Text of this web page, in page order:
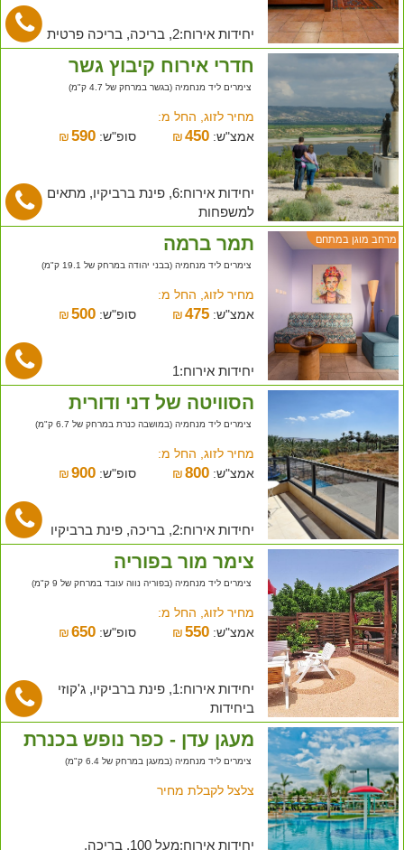
יחידות אירוח:2, בריכה, בריכה פרטית
חדרי אירוח קיבוץ גשר
צימרים ליד מנחמיה (בגשר במרחק של 4.7 ק"מ)
מחיר לזוג, החל מ:
אמצ"ש:
₪450 סופ"ש: ₪ 590
יחידות אירוח:6, פינת ברביקיו, מתאים
למשפחות
מרחב מוגן במתחם תמר ברמה
צימרים ליד מנחמיה (בבני יהודה במרחק של 19.1 ק"מ)
מחיר לזוג, החל מ:
אמצ"ש:
₪475 סופ"ש: ₪ 500
יחידות אירוח:1
הסוויטה של דני ודורית
צימרים ליד מנחמיה (במושבה כנרת במרחק של 6.7 ק"מ)
מחיר לזוג, החל מ:
אמצ"ש:
₪800 סופ"ש: ₪ 900
יחידות אירוח:2, בריכה, פינת ברביקיו
צימר מור בפוריה
צימרים ליד מנחמיה (בפוריה נווה עובד במרחק של 9 ק"מ)
מחיר לזוג, החל מ:
אמצ"ש:
₪550 סופ"ש: ₪ 650
יחידות אירוח:1, פינת ברביקיו, ג'קוזי
ביחידות
מעגן עדן - כפר נופש בכנרת
צימרים ליד מנחמיה (במעגן במרחק של 6.4 ק"מ)
צלצל לקבלת מחיר
יחידות אירוח:מעל 100, בריכה,